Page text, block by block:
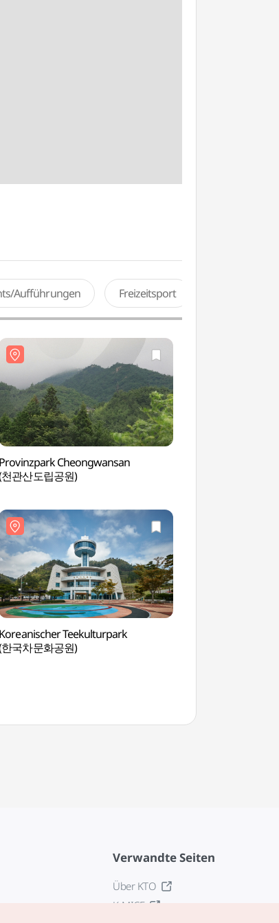
Aufführungen Freizeitsport
Provinzpark Cheongwansan
관산도립공원)
Koreanischer Teekulturpark
국차문화공원)
Verwandte Seiten
Über KTO
K-MICE